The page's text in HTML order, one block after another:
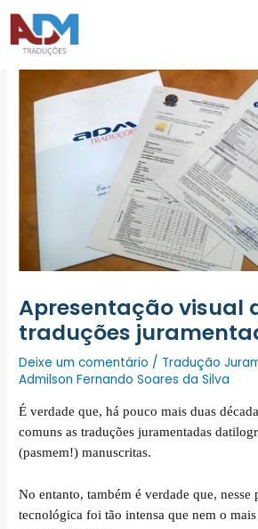
para
conteúdo
Apresentação visual
traduções
Deixe um comentário / Tradução
Admilson Fernando Soares da Silva
É verdade que, há pouco mais duas
comuns as traduções juramentadas
(pasmem!) manuscritas.
No entanto, também é verdade que, nesse
tecnológica foi tão intensa que nem o